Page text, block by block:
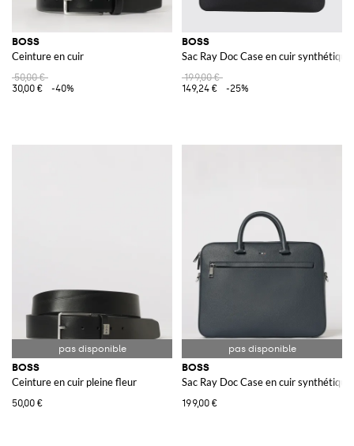
BOSS
Ceinture en cuir
50,00 €
30,00 €
-40%
BOSS
Sac Ray Doc Case en cuir
199,00 €
149,24 €
-25%
BOSS
Ceinture en cuir pleine fleur
50,00 €
BOSS
Sac Ray Doc Case en cuir
199,00 €